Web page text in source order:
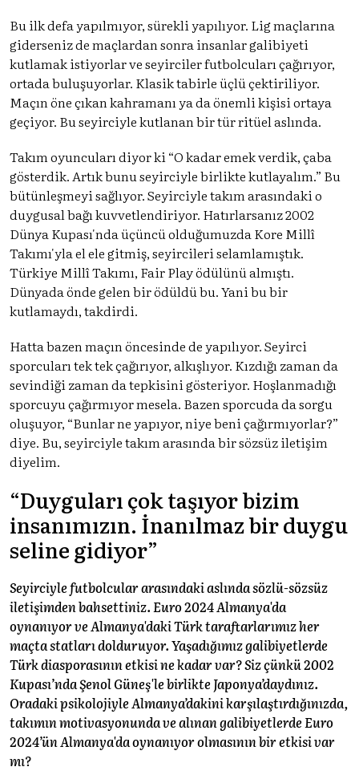
Bu ilk defa yapılmıyor, sürekli yapılıyor. Lig maçlarına
giderseniz de maçlardan sonra insanlar galibiyeti
kutlamak istiyorlar ve seyirciler futbolcuları çağırıyor,
ortada buluşuyorlar. Klasik tabirle üçlü çektiriliyor.
Maçın öne çıkan kahramanı ya da önemli kişisi ortaya
geçiyor. Bu seyirciyle kutlanan bir tür ritüel aslında.
Takım oyuncuları diyor ki “O kadar emek verdik, çaba
gösterdik. Artık bunu seyirciyle birlikte kutlayalım.” Bu
bütünleşmeyi sağlıyor. Seyirciyle takım arasındaki o
duygusal bağı kuvvetlendiriyor. Hatırlarsanız 2002
Dünya Kupası'nda üçüncü olduğumuzda Kore Millî
Takımı'yla el ele gitmiş, seyircileri selamlamıştık.
Türkiye Millî Takımı, Fair Play ödülünü almıştı.
Dünyada önde gelen bir ödüldü bu. Yani bu bir
kutlamaydı, takdirdi.
Hatta bazen maçın öncesinde de yapılıyor. Seyirci
sporcuları tek tek çağırıyor, alkışlıyor. Kızdığı zaman da
sevindiği zaman da tepkisini gösteriyor. Hoşlanmadığı
sporcuyu çağırmıyor mesela. Bazen sporcuda da sorgu
oluşuyor, “Bunlar ne yapıyor, niye beni çağırmıyorlar?”
diye. Bu, seyirciyle takım arasında bir sözsüz iletişim
diyelim.
“Duyguları çok taşıyor bizim
insanımızın. İnanılmaz bir duygu
seline gidiyor”
Seyirciyle futbolcular arasındaki aslında sözlü-sözsüz
iletişimden bahsettiniz. Euro 2024 Almanya'da
oynanıyor ve Almanya'daki Türk taraftarlarımız her
maçta statları dolduruyor. Yaşadığımız galibiyetlerde
Türk diasporasının etkisi ne kadar var? Siz çünkü 2002
Kupası’nda Şenol Güneş'le birlikte Japonya’daydınız.
Oradaki psikolojiyle Almanya’dakini karşılaştırdığınızda,
takımın motivasyonunda ve alınan galibiyetlerde Euro
2024’ün Almanya'da oynanıyor olmasının bir etkisi var
mı?